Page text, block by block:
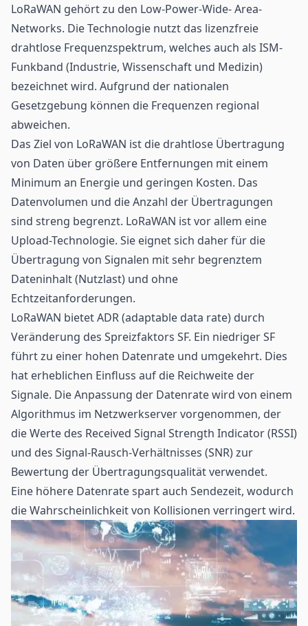
LoRaWAN gehört zu den Low-Power-Wide- Area-
Networks. Die Technologie nutzt das lizenzfreie
drahtlose Frequenzspektrum, welches auch als ISM-
Funkband (Industrie, Wissenschaft und Medizin)
bezeichnet wird. Aufgrund der nationalen
Gesetzgebung können die Frequenzen regional
abweichen.
Das Ziel von LoRaWAN ist die drahtlose Übertragung
von Daten über größere Entfernungen mit einem
Minimum an Energie und geringen Kosten. Das
Datenvolumen und die Anzahl der Übertragungen
sind streng begrenzt. LoRaWAN ist vor allem eine
Upload-Technologie. Sie eignet sich daher für die
Übertragung von Signalen mit sehr begrenztem
Dateninhalt (Nutzlast) und ohne
Echtzeitanforderungen.
LoRaWAN bietet ADR (adaptable data rate) durch
Veränderung des Spreizfaktors SF. Ein niedriger SF
führt zu einer hohen Datenrate und umgekehrt. Dies
hat erheblichen Einfluss auf die Reichweite der
Signale. Die Anpassung der Datenrate wird von einem
Algorithmus im Netzwerkserver vorgenommen, der
die Werte des Received Signal Strength Indicator (RSSI)
und des Signal-Rausch-Verhältnisses (SNR) zur
Bewertung der Übertragungsqualität verwendet.
Eine höhere Datenrate spart auch Sendezeit, wodurch
die Wahrscheinlichkeit von Kollisionen verringert wird.